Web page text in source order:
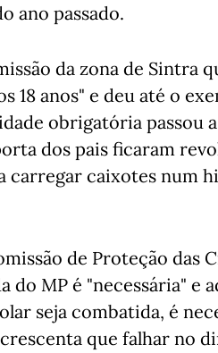
ano passado.
da zona de Sintra
18 anos" e deu até o
obrigatória passou a
dos pais ficaram
carregar caixotes num
de Proteção das
do MP é "necessária" e
seja combatida, é
que falhar no